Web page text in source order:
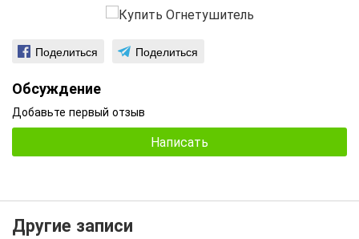
Поделиться Поделиться
Обсуждение
Добавьте первый отзыв
Написать
Другие записи